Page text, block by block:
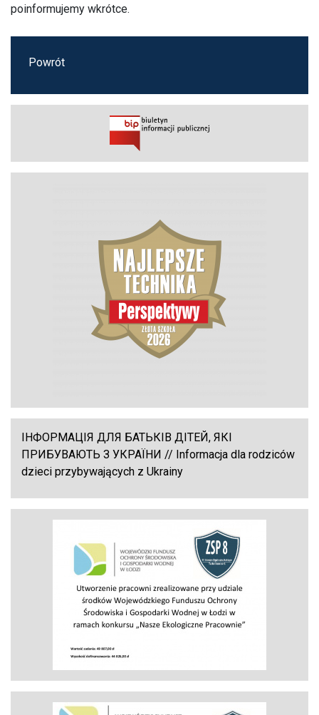
poinformujemy wkrótce.
Powrót
ІНФОРМАЦІЯ ДЛЯ БАТЬКІВ ДІТЕЙ, ЯКІ
ПРИБУВАЮТЬ З УКРАЇНИ // Informacja dla rodziców
dzieci przybywających z Ukrainy